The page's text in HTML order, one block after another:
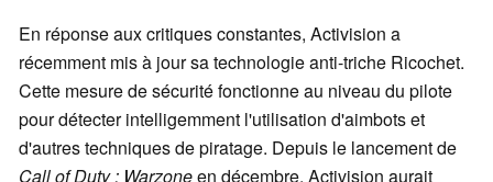
En réponse aux critiques constantes, Activision a
récemment mis à jour sa technologie anti-triche Ricochet.
Cette mesure de sécurité fonctionne au niveau du pilote
pour détecter intelligemment l'utilisation d'aimbots et
d'autres techniques de piratage. Depuis le lancement de
Call of Duty : Warzoneen décembre, Activision aurait